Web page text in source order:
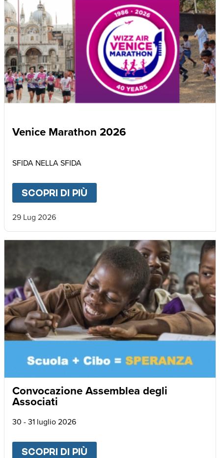
Venice Marathon 2026
SFIDA NELLA SFIDA
SCOPRI DI PIÙ
29 Lug 2026
Convocazione Assemblea degli
Associati
30 - 31 luglio 2026
SCOPRI DI PIÙ